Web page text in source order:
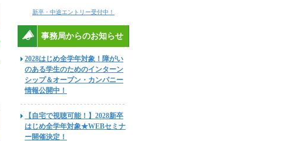
新卒・中途エントリー受付中！
事務局からのお知らせ
2028はじめ全学年対象！障がい
のある学生のためのインターン
シップ＆オープン・カンパニー
情報公開中！
【自宅で視聴可能！】2028新卒
はじめ全学年対象★WEBセミナ
ー開催決定！